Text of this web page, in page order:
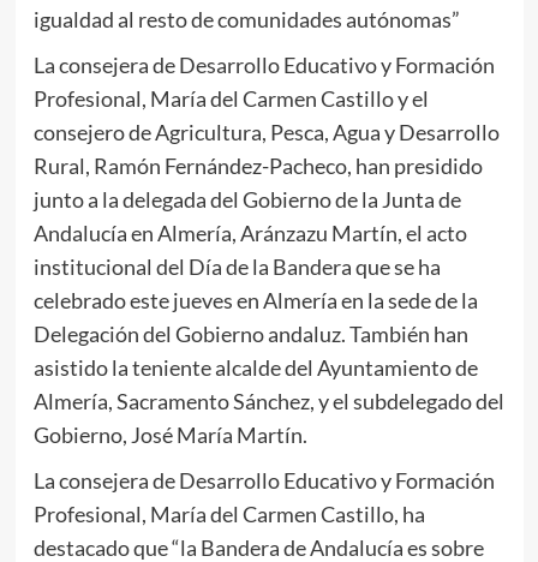
igualdad al resto de comunidades autónomas”
La consejera de Desarrollo Educativo y Formación
Profesional, María del Carmen Castillo y el
consejero de Agricultura, Pesca, Agua y Desarrollo
Rural, Ramón Fernández-Pacheco, han presidido
junto a la delegada del Gobierno de la Junta de
Andalucía en Almería, Aránzazu Martín, el acto
institucional del Día de la Bandera que se ha
celebrado este jueves en Almería en la sede de la
Delegación del Gobierno andaluz. También han
asistido la teniente alcalde del Ayuntamiento de
Almería, Sacramento Sánchez, y el subdelegado del
Gobierno, José María Martín.
La consejera de Desarrollo Educativo y Formación
Profesional, María del Carmen Castillo, ha
destacado que “la Bandera de Andalucía es sobre